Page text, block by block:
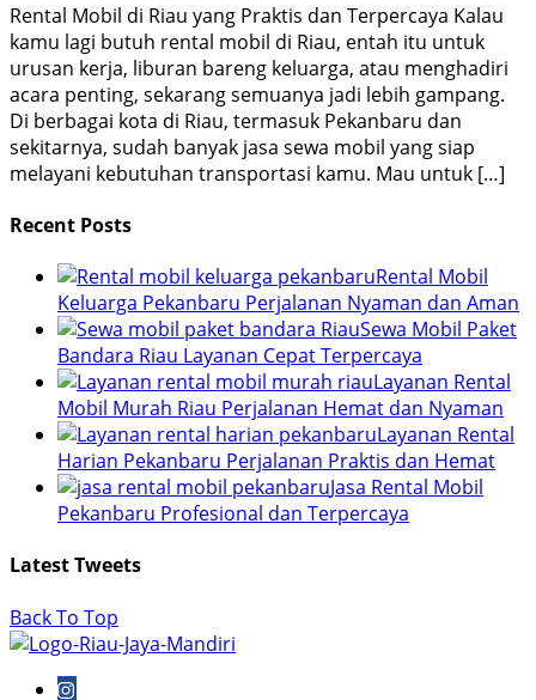
Rental Mobil di Riau yang Praktis dan Terpercaya Kalau
kamu lagi butuh rental mobil di Riau, entah itu untuk
urusan kerja, liburan bareng keluarga, atau menghadiri
acara penting, sekarang semuanya jadi lebih gampang.
Di berbagai kota di Riau, termasuk Pekanbaru dan
sekitarnya, sudah banyak jasa sewa mobil yang siap
melayani kebutuhan transportasi kamu. Mau untuk […]
Recent Posts
Rental Mobil
Keluarga Pekanbaru Perjalanan Nyaman dan Aman
Sewa Mobil Paket
Bandara Riau Layanan Cepat Terpercaya
Layanan Rental
Mobil Murah Riau Perjalanan Hemat dan Nyaman
Layanan Rental
Harian Pekanbaru Perjalanan Praktis dan Hemat
Jasa Rental Mobil
Pekanbaru Profesional dan Terpercaya
Latest Tweets
Back To Top